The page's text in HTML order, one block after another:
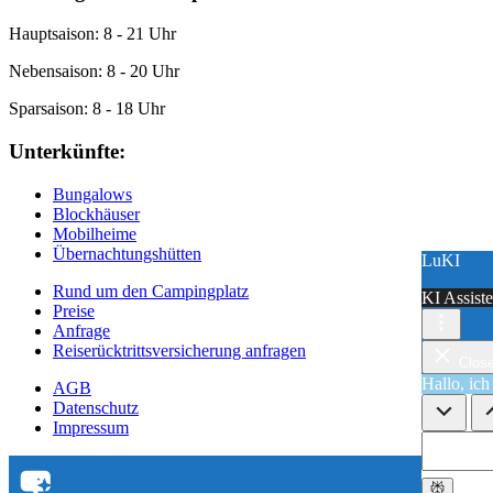
Hauptsaison: 8 - 21 Uhr
Nebensaison: 8 - 20 Uhr
Sparsaison: 8 - 18 Uhr
Unterkünfte:
Bungalows
Blockhäuser
Mobilheime
Übernachtungshütten
Rund um den Campingplatz
Preise
Anfrage
Reiserücktrittsversicherung anfragen
AGB
Datenschutz
Impressum
LuKI
KI
Hallo, ich
LuKI
KI
Hallo, ich